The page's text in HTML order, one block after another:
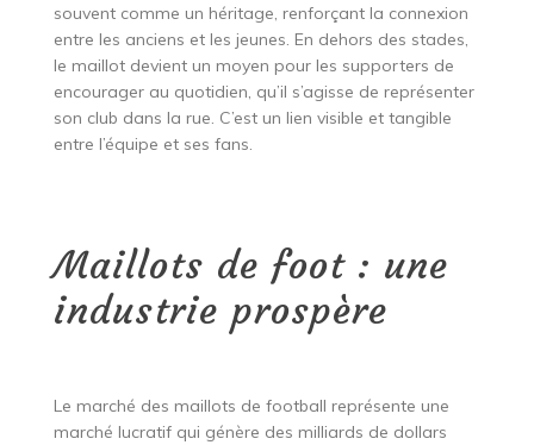
souvent comme un héritage, renforçant la connexion
entre les anciens et les jeunes. En dehors des stades,
le maillot devient un moyen pour les supporters de
encourager au quotidien, qu’il s’agisse de représenter
son club dans la rue. C’est un lien visible et tangible
entre l’équipe et ses fans.
Maillots de foot : une
industrie prospère
Le marché des maillots de football représente une
marché lucratif qui génère des milliards de dollars